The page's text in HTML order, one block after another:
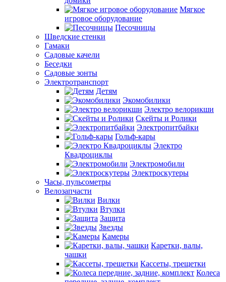
Мягкое
игровое оборудование
Песочницы
Шведские стенки
Гамаки
Садовые качели
Беседки
Садовые зонты
Электротранспорт
Детям
Экомобилики
Электро велорикши
Скейты и Ролики
Электропитбайки
Гольф-кары
Электро
Квадроциклы
Электромобили
Электроскутеры
Часы, пульсометры
Велозапчасти
Вилки
Втулки
Защита
Звезды
Камеры
Каретки, валы,
чашки
Кассеты, трещетки
Колеса